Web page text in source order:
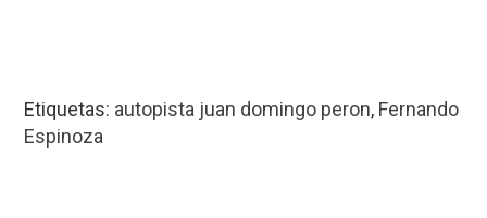
Etiquetas: autopista juan domingo peron, Fernando
Espinoza